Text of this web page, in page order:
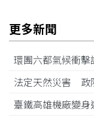
更多新聞
環團六都氣候衝
法定天然災害 政
臺鐵高雄機廠變